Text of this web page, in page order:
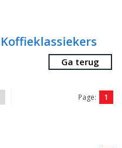
Ga terug
Page: 1